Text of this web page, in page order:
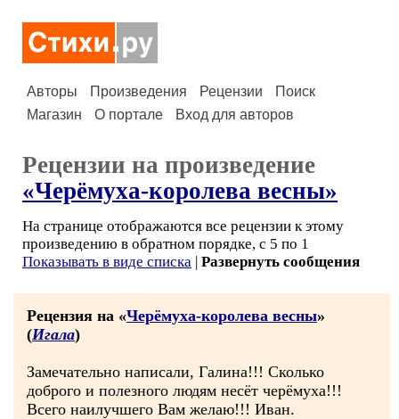
Авторы Произведения Рецензии
Поиск
Магазин
О портале Вход для авторов
Рецензии на произведение
«Черёмуха-королева весны»
На странице отображаются все рецензии к этому
произведению в обратном порядке, с 5 по 1
Показывать в виде списка | Развернуть сообщения
Рецензия на «Черёмуха-королева весны»
(Игала)
Замечательно написали, Галина!!! Сколько
доброго и полезного людям несёт черёмуха!!!
Всего наилучшего Вам желаю!!! Иван.